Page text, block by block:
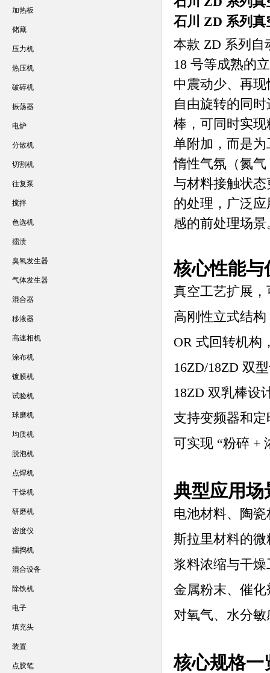
石川 ZD 系列真
本款 ZD 系列自
18 号等成熟的
中震动少、再
自由旋转的同
棒，可同时实
单附加，而是
惰性气氛（氮
与材料接触状
的处理，广泛
感的前处理场景
核心性能与
真空工艺扩展
高刚性立式结
OR 式回转机构
16ZD/18ZD 双
18ZD 双乳棒设
支持变频器和
可实现 “粉碎 +
典型应用场
电池材料、陶
斯拉里材料的
浆料浓缩与干
金属粉末、催
对氧气、水分
核心规格一
加热板
储藏
压力机
热压机
破碎机
振荡器
电炉
分散机
切割机
往复泵
搅拌
色选机
擂溃
臭氧发生器
气体发生器
混合器
移液器
高速相机
涂布机
镀膜机
试验机
球磨机
均质机
脱泡机
点焊机
干燥机
研磨机
密度仪
擂捣机
混合设备
除铁机
电子
填充头
装置
点胶笔